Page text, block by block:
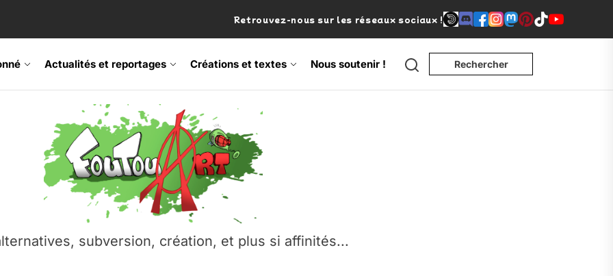
Retrouvez-nous sur les réseaux sociaux !
Actualités et reportages Créations et textes Nous soutenir ! Search Rechercher
subversion, création, et plus si affinités...
Frisson Fripon – vernissage 21 mai (Lyon)
Festival – Samedi 18 juillet (Vaulx-en-Velin)
– Ŝtono, un livre réalisé par Michaël Moretti & Pierre Lacôte
contre l’A412 à l’Établi (Haute-Savoie)